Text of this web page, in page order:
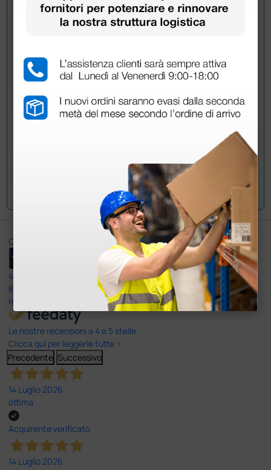
Chiedi a un collega
Invia ora la tua domanda ai colleghi che hanno già
acquistato questo prodotto.
Invia la tua domanda
Ottimo
4,6
8.330
recensioni
Le nostre recensioni a 4 e 5 stelle.
Clicca qui per leggerle tutte >
Precedente Successivo
14 Luglio 2026
ottima
Acquirente verificato
14 Luglio 2026